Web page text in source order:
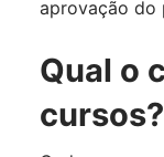
aprovação do
Qual o
cursos?